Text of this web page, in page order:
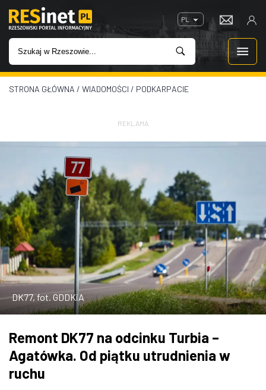
PL
WIADOMOŚCI
ROZRYWKA
W KINACH
GASTRONOMIA
ZDJĘCIA
W RZESZOWIE
STRONA GŁÓWNA / WIADOMOŚCI / PODKARPACIE
REKLAMA
DK77, fot. GDDKiA
Remont DK77 na odcinku Turbia –
Agatówka. Od piątku utrudnienia w
ruchu